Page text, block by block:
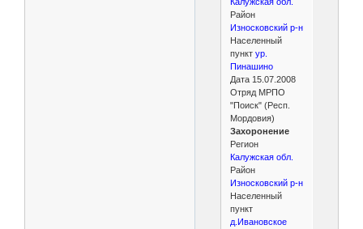
Район
Износковский р-н
Населенный
пункт ур.
Пинашино
Дата 15.07.2008
Отряд МРПО
"Поиск" (Респ.
Мордовия)
Захоронение
Регион
Калужская обл.
Район
Износковский р-н
Населенный
пункт
д.Ивановское